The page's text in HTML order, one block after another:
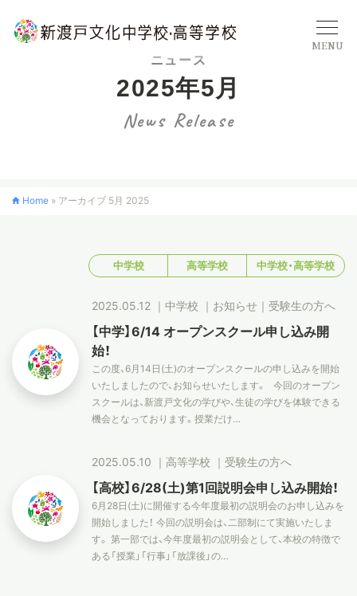
高等学校
クロスカリキュラム
スタディツアー
教員ブログ
MENU
ニュース
2025年5月
News Release
Home » アーカイブ 5月 2025
中学校 高等学校 中学校・高等学校
2025.05.12｜ 中学校 ｜ お知らせ ｜ 受験生の方へ
【中学】6/14 オープンスクール申し込み開
始！
この度、6月14日(土)のオープンスクールの申し込みを開始
いたしましたので、お知らせいたします。 今回のオープン
スクールは、新渡戸文化の学びや、生徒の学びを体験できる
機会となっております。授業だけ…
2025.05.10 ｜ 高等学校 ｜ 受験生の方へ
【高校】6/28(土)第1回説明会申し込み開始！
6月28日(土)に開催する今年度最初の説明会のお申し込みを
開始しました！ 今回の説明会は、二部制にて実施いたしま
す。 第一部では、今年度最初の説明会として、本校の特徴で
ある「授業」「行事」「放課後」の…